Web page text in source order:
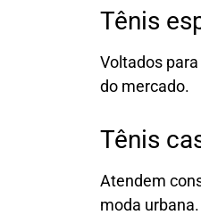
Tênis
Voltados
do mercado.
Tênis
Atendem
moda urbana.